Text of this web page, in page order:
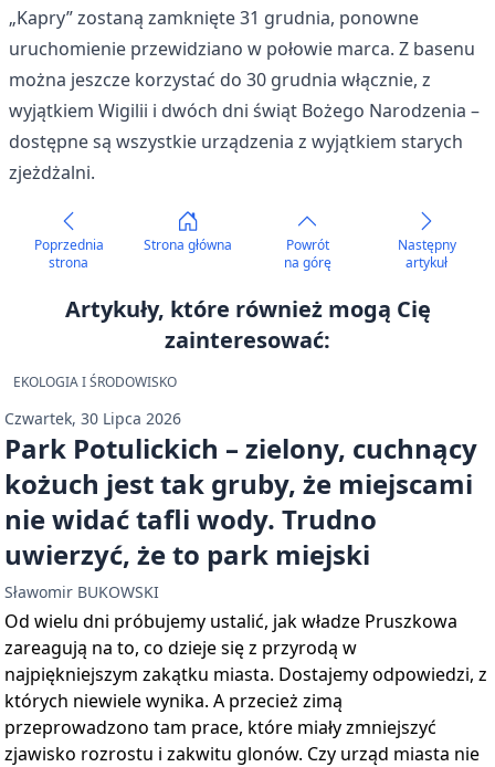
„Kapry” zostaną zamknięte 31 grudnia, ponowne
uruchomienie przewidziano w połowie marca. Z basenu
można jeszcze korzystać do 30 grudnia włącznie, z
wyjątkiem Wigilii i dwóch dni świąt Bożego Narodzenia –
dostępne są wszystkie urządzenia z wyjątkiem starych
zjeżdżalni.
Poprzednia
strona
Strona główna
Powrót
na górę
Następny
artykuł
Artykuły, które również mogą Cię
zainteresować:
EKOLOGIA I ŚRODOWISKO
Czwartek, 30 Lipca 2026
Park Potulickich – zielony, cuchnący
kożuch jest tak gruby, że miejscami
nie widać tafli wody. Trudno
uwierzyć, że to park miejski
Sławomir BUKOWSKI
Od wielu dni próbujemy ustalić, jak władze Pruszkowa
zareagują na to, co dzieje się z przyrodą w
najpiękniejszym zakątku miasta. Dostajemy odpowiedzi, z
których niewiele wynika. A przecież zimą
przeprowadzono tam prace, które miały zmniejszyć
zjawisko rozrostu i zakwitu glonów. Czy urząd miasta nie